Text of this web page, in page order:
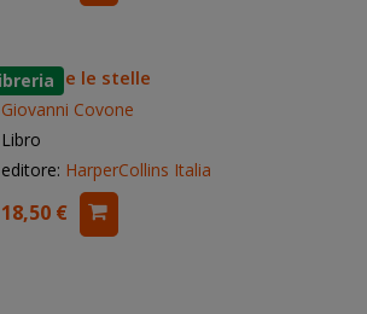
La vita e le stelle
Giovanni Covone
Libro
editore: HarperCollins Italia
18,50 €